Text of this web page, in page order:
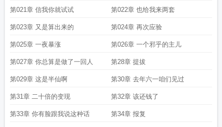
第021章 信我你就试试 第022章 也给我来两套
第023章 又是算出来的 第024章 再次应验
第025章 一夜暴涨 第026章 一个邪乎的主儿
第027章 你总算是做了一回人 第28章 提拔
第029章 这是半仙啊 第30章 去年六一咱们见过
第31章 二十倍的变现 第32章 该还钱了
第33章 你有脸跟我说这种话 第34章 报复